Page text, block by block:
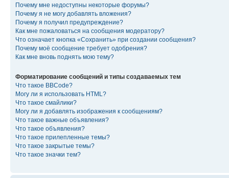
Почему мне недоступны некоторые форумы?
Почему я не могу добавлять вложения?
Почему я получил предупреждение?
Как мне пожаловаться на сообщения модератору?
Что означает кнопка «Сохранить» при создании сообщения?
Почему моё сообщение требует одобрения?
Как мне вновь поднять мою тему?
Форматирование сообщений и типы создаваемых тем
Что такое BBCode?
Могу ли я использовать HTML?
Что такое смайлики?
Могу ли я добавлять изображения к сообщениям?
Что такое важные объявления?
Что такое объявления?
Что такое прилепленные темы?
Что такое закрытые темы?
Что такое значки тем?